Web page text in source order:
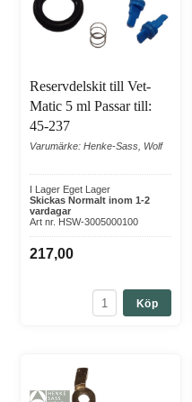
Reservdelskit till Vet-
Matic 5 ml Passar till:
45-237
Varumärke: Henke-Sass, Wolf
I Lager Eget Lager
Skickas Normalt inom 1-2
vardagar
Art nr. HSW-3005000100
217,00
Köp